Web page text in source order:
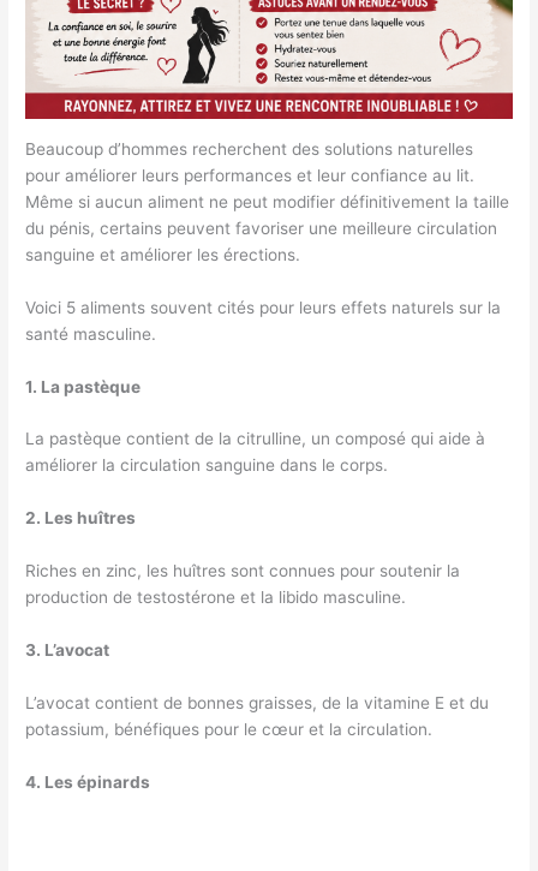
Beaucoup d’hommes recherchent des solutions naturelles
pour améliorer leurs performances et leur confiance au lit.
Même si aucun aliment ne peut modifier définitivement la taille
du pénis, certains peuvent favoriser une meilleure circulation
sanguine et améliorer les érections.
Voici 5 aliments souvent cités pour leurs effets naturels sur la
santé masculine.
1. La pastèque
La pastèque contient de la citrulline, un composé qui aide à
améliorer la circulation sanguine dans le corps.
2. Les huîtres
Riches en zinc, les huîtres sont connues pour soutenir la
production de testostérone et la libido masculine.
3. L’avocat
L’avocat contient de bonnes graisses, de la vitamine E et du
potassium, bénéfiques pour le cœur et la circulation.
4. Les épinards